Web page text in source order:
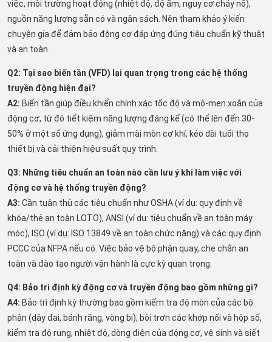
việc, môi trường hoạt động (nhiệt độ, độ ẩm, nguy cơ cháy nổ),
nguồn năng lượng sẵn có và ngân sách. Nên tham khảo ý kiến
chuyên gia để đảm bảo động cơ đáp ứng đúng tiêu chuẩn kỹ thuật
và an toàn.
Q2: Tại sao biến tần (VFD) lại quan trọng trong các hệ thống
truyền động hiện đại?
A2: Biến tần giúp điều khiển chính xác tốc độ và mô-men xoắn của
động cơ, từ đó tiết kiệm năng lượng đáng kể (có thể lên đến 30-
50% ở một số ứng dụng), giảm mài mòn cơ khí, kéo dài tuổi thọ
thiết bị và cải thiện hiệu suất quy trình.
Q3: Những tiêu chuẩn an toàn nào cần lưu ý khi làm việc với
động cơ và hệ thống truyền động?
A3: Cần tuân thủ các tiêu chuẩn như OSHA (ví dụ: quy định về
khóa/thẻ an toàn LOTO), ANSI (ví dụ: tiêu chuẩn về an toàn máy
móc), ISO (ví dụ: ISO 13849 về an toàn chức năng) và các quy định
PCCC của NFPA nếu có. Việc bảo vệ bộ phận quay, che chắn an
toàn và đào tạo người vận hành là cực kỳ quan trọng.
Q4: Bảo trì định kỳ động cơ và truyền động bao gồm những gì?
A4: Bảo trì định kỳ thường bao gồm kiểm tra độ mòn của các bộ
phận (dây đai, bánh răng, vòng bi), bôi trơn các khớp nối và hộp số,
kiểm tra độ rung, nhiệt độ, dòng điện của động cơ, vệ sinh và siết